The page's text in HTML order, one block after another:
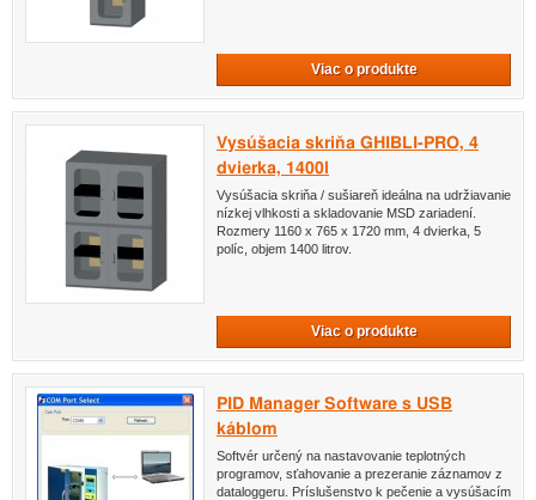
Viac o produkte
Vysúšacia skriňa GHIBLI-PRO, 4
dvierka, 1400l
Vysúšacia skriňa / sušiareň ideálna na udržiavanie
nízkej vlhkosti a skladovanie MSD zariadení.
Rozmery 1160 x 765 x 1720 mm, 4 dvierka, 5
políc, objem 1400 litrov.
Viac o produkte
PID Manager Software s USB
káblom
Softvér určený na nastavovanie teplotných
programov, sťahovanie a prezeranie záznamov z
dataloggeru. Príslušenstvo k pečenie a vysúšacím